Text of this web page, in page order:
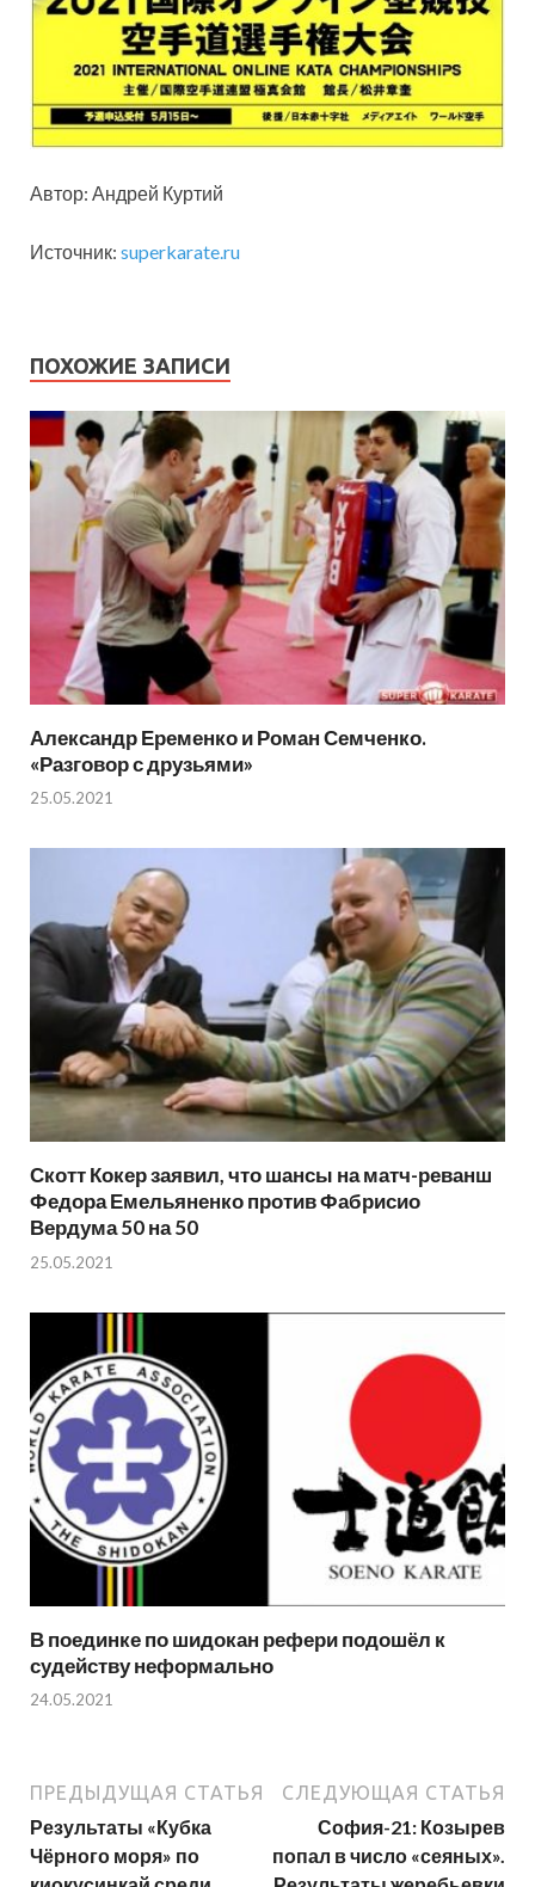
Автор: Андрей Куртий
Источник: superkarate.ru
ПОХОЖИЕ ЗАПИСИ
Александр Еременко и Роман Семченко.
«Разговор с друзьями»
25.05.2021
Скотт Кокер заявил, что шансы на матч-реванш
Федора Емельяненко против Фабрисио
Вердума 50 на 50
25.05.2021
В поединке по шидокан рефери подошёл к
судейству неформально
24.05.2021
ПРЕДЫДУЩАЯ СТАТЬЯ
Результаты «Кубка
Чёрного моря» по
СЛЕДУЮЩАЯ СТАТЬЯ
София-21: Козырев
попал в число «сеяных».